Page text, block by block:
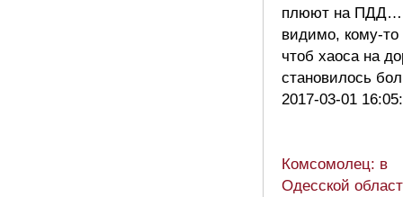
плюют на ПДД…
видимо, кому-то
чтоб хаоса на
становилось
2017-03-01
Комсомолец: в
Одесской